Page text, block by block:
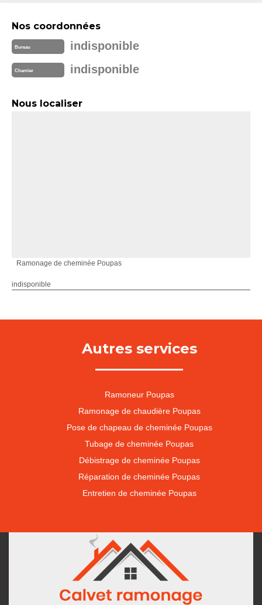
Nos coordonnées
Bureau indisponible
Chantier indisponible
Nous localiser
Ramonage de cheminée Poupas
indisponible
Autres services
Ramoneur Poupas
Ramonage de chaudière Poupas
Pose de chapeau de cheminée Poupas
Tubage de cheminée Poupas
Débistrage de cheminée Poupas
Réparation de cheminée Poupas
Entretien de cheminée Poupas